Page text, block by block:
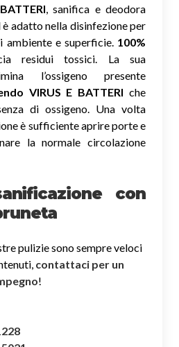
, sanifica e deodora
è adatto nella disinfezione per
ambiente e superficie. 100%
residui tossici. La sua
l’ossigeno presente
VIRUS E BATTERI che
di ossigeno. Una volta
è sufficiente aprire porte e
la normale circolazione
con
pulizie sono sempre veloci
contattaci per un
!